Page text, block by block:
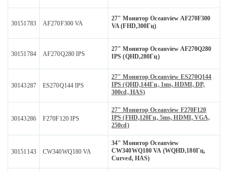
30151783 AF270F300 VA
27" Монитор Oceanview AF270F300
VA (FHD,300Гц)
30151784 AF270Q280 IPS
27" Монитор Oceanview AF270Q280
IPS (QHD,280Гц)
30143287 ES270Q144 IPS
27" Монитор Oceanview ES270Q144
IPS (QHD,144Гц, 1ms, HDMI, DP,
300cd, HAS)
30143286 F270F120 IPS
27" Монитор Oceanview F270F120
IPS (FHD,120Гц, 5ms, HDMI, VGA,
250cd)
30151143 CW340WQ180 VA
34" Монитор Oceanview
CW340WQ180 VA (WQHD,180Гц,
Curved, HAS)